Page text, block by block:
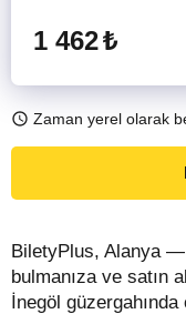
1 462₺
Zaman yerel olarak
BiletyPlus, Alanya
bulmanıza ve satın
İnegöl